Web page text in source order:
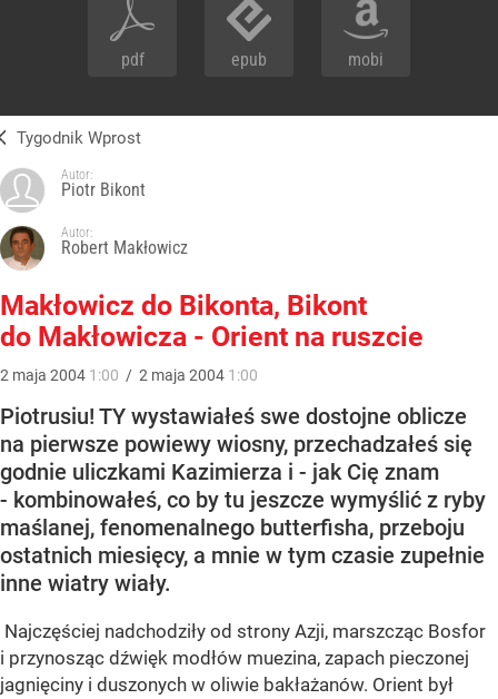
pdf epub mobi
Tygodnik Wprost
Autor:
Piotr Bikont
Autor:
Robert Makłowicz
Makłowicz do Bikonta, Bikont
do Makłowicza - Orient na ruszcie
2 maja 2004 1:00 / 2 maja 2004 1:00
Piotrusiu! TY wystawiałeś swe dostojne oblicze
na pierwsze powiewy wiosny, przechadzałeś się
godnie uliczkami Kazimierza i - jak Cię znam
- kombinowałeś, co by tu jeszcze wymyślić z ryby
maślanej, fenomenalnego butterfisha, przeboju
ostatnich miesięcy, a mnie w tym czasie zupełnie
inne wiatry wiały.
Najczęściej nadchodziły od strony Azji, marszcząc Bosfor
i przynosząc dźwięk modłów muezina, zapach pieczonej
jagnięciny i duszonych w oliwie bakłażanów. Orient był